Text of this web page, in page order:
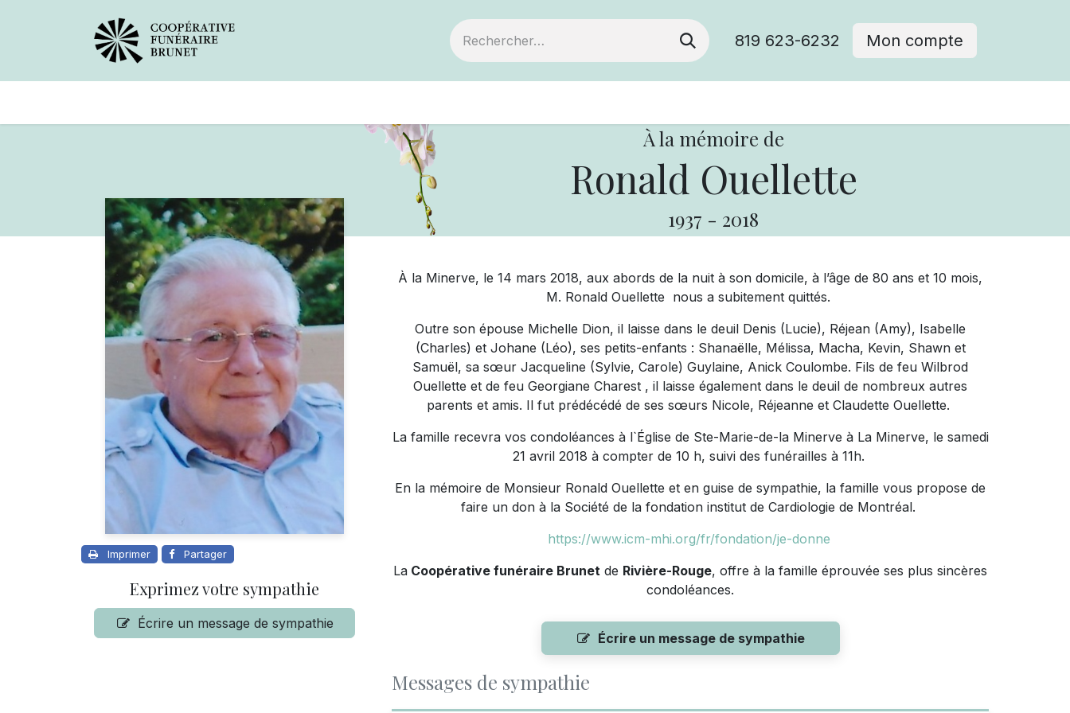
819 623-6232 Mon compte
À la mémoire de
Ronald Ouellette
1937 - 2018
Imprimer Partager
Exprimez votre sympathie
Écrire un message de sympathie
À la Minerve, le 14 mars 2018, aux abords de la nuit à son domicile, à l’âge de 80 ans et 10 mois,
M. Ronald Ouellette nous a subitement quittés.
Outre son épouse Michelle Dion, il laisse dans le deuil Denis (Lucie), Réjean (Amy), Isabelle
(Charles) et Johane (Léo), ses petits-enfants : Shanaëlle, Mélissa, Macha, Kevin, Shawn et
Samuël, sa sœur Jacqueline (Sylvie, Carole) Guylaine, Anick Coulombe. Fils de feu Wilbrod
Ouellette et de feu Georgiane Charest , il laisse également dans le deuil de nombreux autres
parents et amis. Il fut prédécédé de ses sœurs Nicole, Réjeanne et Claudette Ouellette.
La famille recevra vos condoléances à l`Église de Ste-Marie-de-la Minerve à La Minerve, le samedi
21 avril 2018 à compter de 10 h, suivi des funérailles à 11h.
En la mémoire de Monsieur Ronald Ouellette et en guise de sympathie, la famille vous propose de
faire un don à la Société de la fondation institut de Cardiologie de Montréal.
https://www.icm-mhi.org/fr/fondation/je-donne
La Coopérative funéraire Brunet de Rivière-Rouge, offre à la famille éprouvée ses plus sincères
condoléances.
Écrire un message de sympathie
Messages de sympathie